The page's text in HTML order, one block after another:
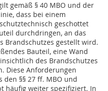
gemäß § 40 MBO und der
dass bei einem
geschottet
durchdringen, an das
Brandschutzes gestellt wird.
Bauteil, eine Wand
des Brandschutzes
Diese Anforderungen
§§ 27 ff. MBO und
häufig weiter spezifiziert. In